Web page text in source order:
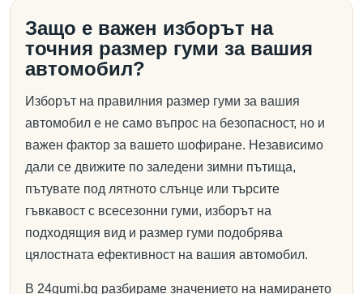
Защо е важен изборът на
точния размер гуми за вашия
автомобил?
Изборът на правилния размер гуми за вашия
автомобил е не само въпрос на безопасност, но и
важен фактор за вашето шофиране. Независимо
дали се движите по заледени зимни пътища,
пътувате под лятното слънце или търсите
гъвкавост с всесезонни гуми, изборът на
подходящия вид и размер гуми подобрява
цялостната ефективност на вашия автомобил.
В 24gumi.bg разбираме значението на намирането